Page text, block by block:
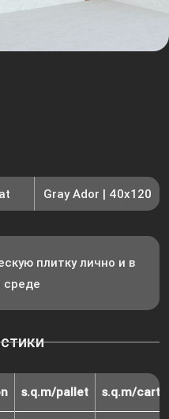
Gray Ador | 40x120
плитку лично и в
среде
s.q.m/pallet s.q.m/